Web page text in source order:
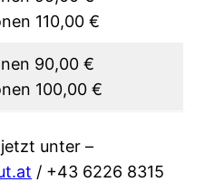
110,00 €
90,00 €
100,00 €
unter –
/ +43 6226 8315